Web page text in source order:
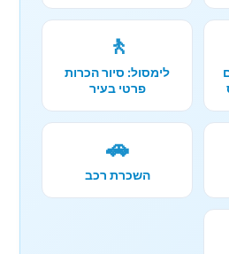
🚶
לימסול: סיור הכרות
פרטי בעיר
🚗
השכרת רכב